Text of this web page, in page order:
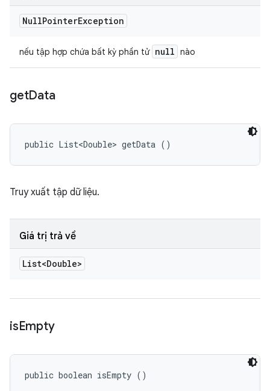
NullPointerException
nếu tập hợp chứa bất kỳ phần tử null nào
getData
public List<Double> getData ()
Truy xuất tập dữ liệu.
Giá trị trả về
List<Double>
isEmpty
public boolean isEmpty ()